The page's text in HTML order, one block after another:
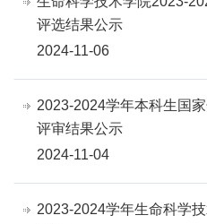
评选结果公示
2024-11-06
2023-2024学年本科生国
评审结果公示
2024-11-04
2023-2024学年生命科学